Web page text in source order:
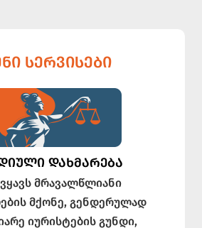
ᲡᲔᲠᲕᲘᲡᲔᲑᲘ
ᲓᲐᲮᲛᲐᲠᲔᲑᲐ
მრავალწლიანი
მქონე, გენდერულად
იურისტების გუნდი,